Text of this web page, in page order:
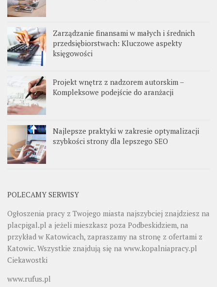
Zarządzanie finansami w małych i średnich
przedsiębiorstwach: Kluczowe aspekty
księgowości
Projekt wnętrz z nadzorem autorskim –
Kompleksowe podejście do aranżacji
Najlepsze praktyki w zakresie optymalizacji
szybkości strony dla lepszego SEO
POLECAMY SERWISY
Ogłoszenia pracy z Twojego miasta najszybciej znajdziesz na
placpigal.pl a jeżeli mieszkasz poza Podbeskidziem, na
przykład w Katowicach, zapraszamy na stronę z ofertami z
Katowic. Wszystkie znajdują się na www.kopalniapracy.pl
Ciekawostki
www.rufus.pl